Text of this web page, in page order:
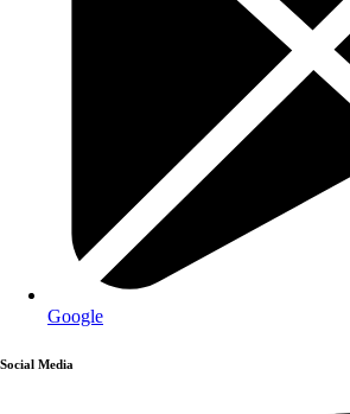
Google
Social Media